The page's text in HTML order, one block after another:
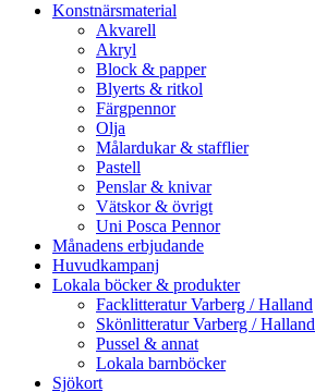
Konstnärsmaterial
Akvarell
Akryl
Block & papper
Blyerts & ritkol
Färgpennor
Olja
Målardukar & stafflier
Pastell
Penslar & knivar
Vätskor & övrigt
Uni Posca Pennor
Månadens erbjudande
Huvudkampanj
Lokala böcker & produkter
Facklitteratur Varberg / Halland
Skönlitteratur Varberg / Halland
Pussel & annat
Lokala barnböcker
Sjökort